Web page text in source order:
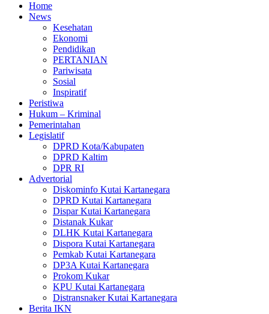
Home
News
Kesehatan
Ekonomi
Pendidikan
PERTANIAN
Pariwisata
Sosial
Inspiratif
Peristiwa
Hukum – Kriminal
Pemerintahan
Legislatif
DPRD Kota/Kabupaten
DPRD Kaltim
DPR RI
Advertorial
Diskominfo Kutai Kartanegara
DPRD Kutai Kartanegara
Dispar Kutai Kartanegara
Distanak Kukar
DLHK Kutai Kartanegara
Dispora Kutai Kartanegara
Pemkab Kutai Kartanegara
DP3A Kutai Kartanegara
Prokom Kukar
KPU Kutai Kartanegara
Distransnaker Kutai Kartanegara
Berita IKN